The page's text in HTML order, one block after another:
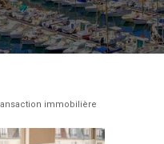
immobilière